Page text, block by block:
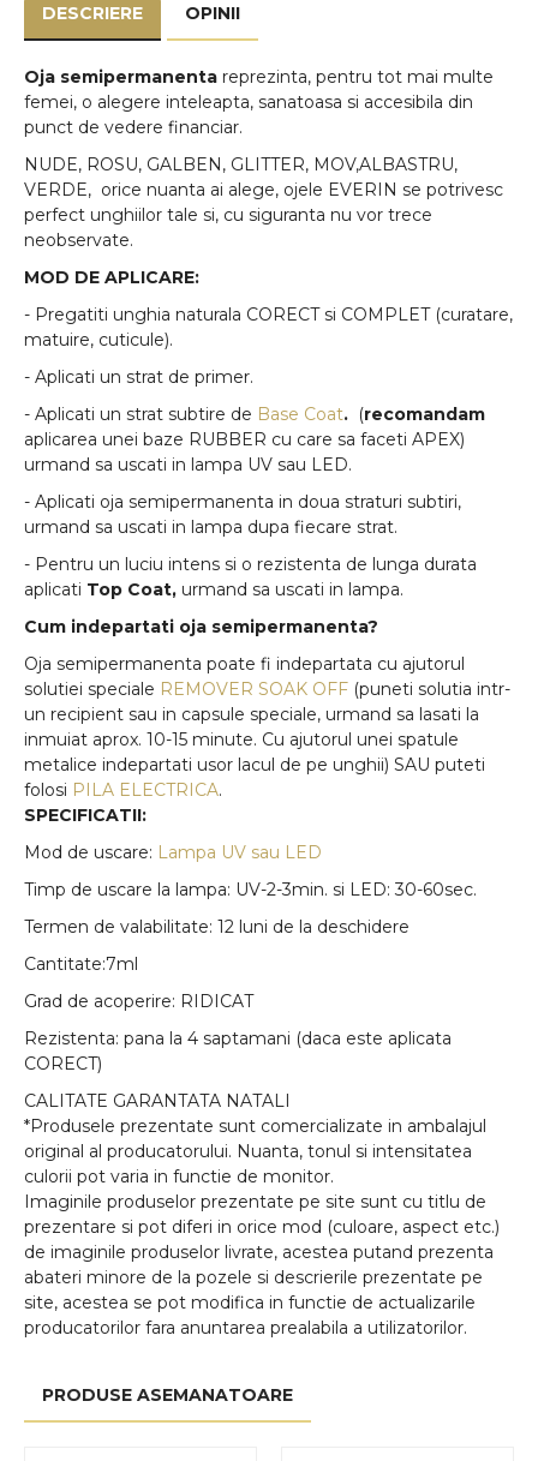
DESCRIERE OPINII
Oja semipermanenta reprezinta, pentru tot mai multe
femei, o alegere inteleapta, sanatoasa si accesibila din
punct de vedere financiar.
NUDE, ROSU, GALBEN, GLITTER, MOV,ALBASTRU,
VERDE, orice nuanta ai alege, ojele EVERIN se potrivesc
perfect unghiilor tale si, cu siguranta nu vor trece
neobservate.
MOD DE APLICARE:
- Pregatiti unghia naturala CORECT si COMPLET (curatare,
matuire, cuticule).
- Aplicati un strat de primer.
- Aplicati un strat subtire de Base Coat. (recomandam
aplicarea unei baze RUBBER cu care sa faceti APEX)
urmand sa uscati in lampa UV sau LED.
- Aplicati oja semipermanenta in doua straturi subtiri,
urmand sa uscati in lampa dupa fiecare strat.
- Pentru un luciu intens si o rezistenta de lunga durata
aplicati Top Coat, urmand sa uscati in lampa.
Cum indepartati oja semipermanenta?
Oja semipermanenta poate fi indepartata cu ajutorul
solutiei speciale REMOVER SOAK OFF (puneti solutia intr-
un recipient sau in capsule speciale, urmand sa lasati la
inmuiat aprox. 10-15 minute. Cu ajutorul unei spatule
metalice indepartati usor lacul de pe unghii) SAU puteti
folosi PILA ELECTRICA.
SPECIFICATII:
Mod de uscare: Lampa UV sau LED
Timp de uscare la lampa: UV-2-3min. si LED: 30-60sec.
Termen de valabilitate: 12 luni de la deschidere
Cantitate:7ml
Grad de acoperire: RIDICAT
Rezistenta: pana la 4 saptamani (daca este aplicata
CORECT)
CALITATE GARANTATA NATALI
*Produsele prezentate sunt comercializate in ambalajul
original al producatorului. Nuanta, tonul si intensitatea
culorii pot varia in functie de monitor.
Imaginile produselor prezentate pe site sunt cu titlu de
prezentare si pot diferi in orice mod (culoare, aspect etc.)
de imaginile produselor livrate, acestea putand prezenta
abateri minore de la pozele si descrierile prezentate pe
site, acestea se pot modifica in functie de actualizarile
producatorilor fara anuntarea prealabila a utilizatorilor.
PRODUSE ASEMANATOARE